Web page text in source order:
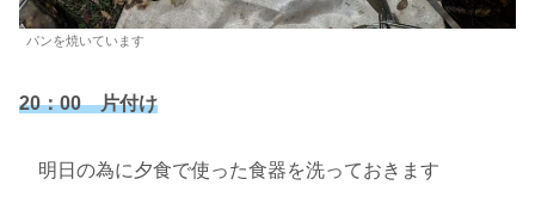
パンを焼いています
20：00 片付け
明日の為に夕食で使った食器を洗っておきます